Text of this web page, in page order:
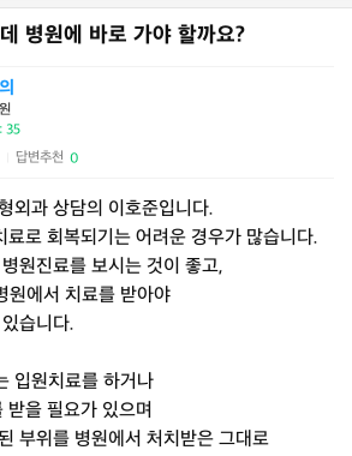
병원에 바로 가야 할까요?
35
답변추천 0
외과 상담의 이호준입니다.
로 회복되기는 어려운 경우가 많습니다.
원진료를 보시는 것이 좋고,
원에서 치료를 받아야
습니다.
입원치료를 하거나
을 필요가 있으며
부위를 병원에서 처치받은 그대로